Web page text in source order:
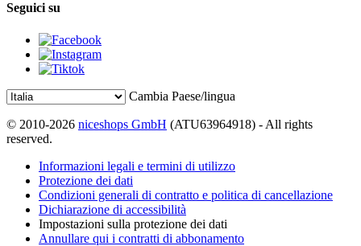
Seguici su
Cambia Paese/lingua
© 2010-2026 niceshops GmbH (ATU63964918) - All rights
reserved.
Informazioni legali e termini di utilizzo
Protezione dei dati
Condizioni generali di contratto e politica di cancellazione
Dichiarazione di accessibilità
Impostazioni sulla protezione dei dati
Annullare qui i contratti di abbonamento